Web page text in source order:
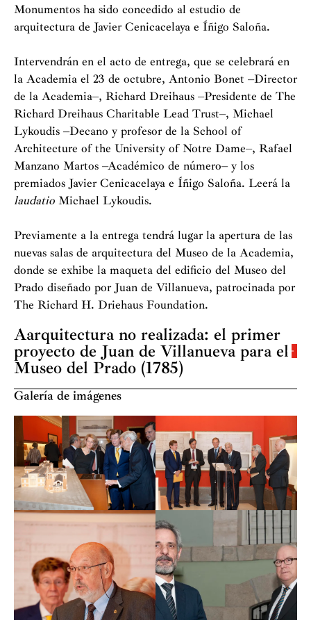
Monumentos ha sido concedido al estudio de
arquitectura de Javier Cenicacelaya e Íñigo Saloña.
Intervendrán en el acto de entrega, que se celebrará en
la Academia el 23 de octubre, Antonio Bonet –Director
de la Academia–, Richard Dreihaus –Presidente de The
Richard Dreihaus Charitable Lead Trust–, Michael
Lykoudis –Decano y profesor de la School of
Architecture of the University of Notre Dame–, Rafael
Manzano Martos –Académico de número– y los
premiados Javier Cenicacelaya e Íñigo Saloña. Leerá la
laudatio Michael Lykoudis.
Previamente a la entrega tendrá lugar la apertura de las
nuevas salas de arquitectura del Museo de la Academia,
donde se exhibe la maqueta del edificio del Museo del
Prado diseñado por Juan de Villanueva, patrocinada por
The Richard H. Driehaus Foundation.
Aarquitectura no realizada: el primer
proyecto de Juan de Villanueva para el
Museo del Prado (1785)
el arquitecto Juan de Villanueva (1739-1811) en un
principio estaba destinado a ser Academia de Ciencias,
Museo de Ciencias Naturales y Laboratorio de
Química. Su fábrica arquitectónica, acorde con las
ideas de la Ilustración, no sólo sería funcional sino
también contribuiría al embellecimiento de la ciudad,
integrándose a los vecinos establecimientos científicos
del Jardín Botánico y el Observatorio Astronómico,
obras en las cuales también intervino Villanueva.
Hasta mediados del siglo XIX, en el año 1847, no se
fundó la Real Academia de Ciencias Exactas, Físicas y
Naturales. Los avatares históricos, entre ellos la Guerra
Galería de imágenes